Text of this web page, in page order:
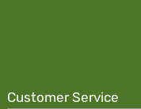
Customer Service